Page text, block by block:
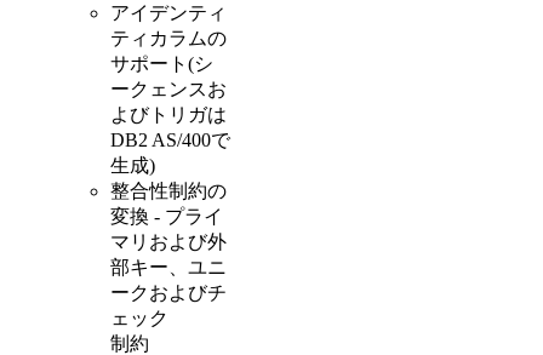
アイデンティ
ティカラムの
サポート(シ
ークェンスお
よびトリガは
DB2 AS/400で
生成)
整合性制約の
変換 - プライ
マリおよび外
部キー、ユニ
ークおよびチ
ェック
制約